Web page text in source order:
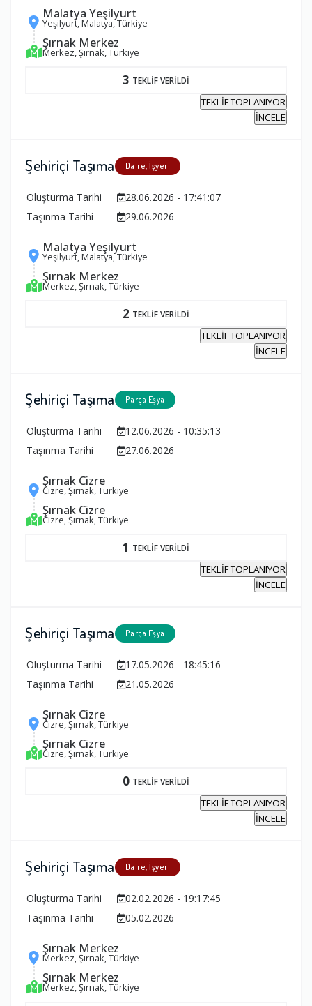
Malatya Yeşilyurt
Yeşilyurt, Malatya, Türkiye
Şırnak Merkez
Merkez, Şırnak, Türkiye
3 TEKLİF VERİLDİ
TEKLİF TOPLANIYOR
İNCELE
Şehiriçi Taşıma Daire, İşyeri
Oluşturma Tarihi
28.06.2026 - 17:41:07
Taşınma Tarihi
29.06.2026
Malatya Yeşilyurt
Yeşilyurt, Malatya, Türkiye
Şırnak Merkez
Merkez, Şırnak, Türkiye
2 TEKLİF VERİLDİ
TEKLİF TOPLANIYOR
İNCELE
Şehiriçi Taşıma Parça Eşya
Oluşturma Tarihi
12.06.2026 - 10:35:13
Taşınma Tarihi
27.06.2026
Şırnak Cizre
Cizre, Şırnak, Türkiye
Şırnak Cizre
Cizre, Şırnak, Türkiye
1 TEKLİF VERİLDİ
TEKLİF TOPLANIYOR
İNCELE
Şehiriçi Taşıma Parça Eşya
Oluşturma Tarihi
17.05.2026 - 18:45:16
Taşınma Tarihi
21.05.2026
Şırnak Cizre
Cizre, Şırnak, Türkiye
Şırnak Cizre
Cizre, Şırnak, Türkiye
0 TEKLİF VERİLDİ
TEKLİF TOPLANIYOR
İNCELE
Şehiriçi Taşıma Daire, İşyeri
Oluşturma Tarihi
02.02.2026 - 19:17:45
Taşınma Tarihi
05.02.2026
Şırnak Merkez
Merkez, Şırnak, Türkiye
Şırnak Merkez
Merkez, Şırnak, Türkiye